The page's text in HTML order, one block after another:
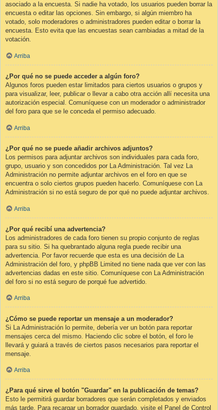
asociado a la encuesta. Si nadie ha votado, los usuarios pueden borrar la
encuesta o editar las opciones. Sin embargo, si algún miembro ha
votado, solo moderadores o administradores pueden editar o borrar la
encuesta. Esto evita que las encuestas sean cambiadas a mitad de la
votación.
Arriba
¿Por qué no se puede acceder a algún foro?
Algunos foros pueden estar limitados para ciertos usuarios o grupos y
para visualizar, leer, publicar o llevar a cabo otra acción allí necesita una
autorización especial. Comuníquese con un moderador o administrador
del foro para que se le conceda el permiso adecuado.
Arriba
¿Por qué no se puede añadir archivos adjuntos?
Los permisos para adjuntar archivos son individuales para cada foro,
grupo, usuario y son concedidos por La Administración. Tal vez La
Administración no permite adjuntar archivos en el foro en que se
encuentra o solo ciertos grupos pueden hacerlo. Comuníquese con La
Administración si no está seguro de por qué no puede adjuntar archivos.
Arriba
¿Por qué recibí una advertencia?
Los administradores de cada foro tienen su propio conjunto de reglas
para su sitio. Si ha quebrantado alguna regla puede recibir una
advertencia. Por favor recuerde que esta es una decisión de La
Administración del foro, y phpBB Limited no tiene nada que ver con las
advertencias dadas en este sitio. Comuníquese con La Administración
del foro si no está seguro de porqué fue advertido.
Arriba
¿Cómo se puede reportar un mensaje a un moderador?
Si La Administración lo permite, debería ver un botón para reportar
mensajes cerca del mismo. Haciendo clic sobre el botón, el foro le
llevará y guiará a través de ciertos pasos necesarios para reportar el
mensaje.
Arriba
¿Para qué sirve el botón "Guardar" en la publicación de temas?
Esto le permitirá guardar borradores que serán completados y enviados
más tarde. Para recargar un borrador guardado, visite el Panel de Control